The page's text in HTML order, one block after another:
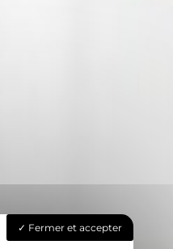
Fermer et accepter